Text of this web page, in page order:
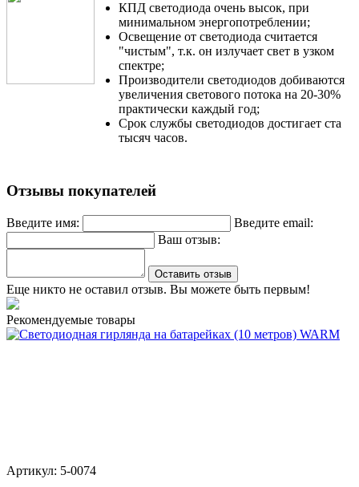
КПД светодиода очень высок, при
минимальном энергопотреблении;
Освещение от светодиода считается
"чистым", т.к. он излучает свет в узком
спектре;
Производители светодиодов добиваются
увеличения светового потока на 20-30%
практически каждый год;
Срок службы светодиодов достигает ста
тысяч часов.
Отзывы покупателей
Введите имя:
Введите email:
Ваш отзыв:
Оставить отзыв
Еще никто не оставил отзыв. Вы можете быть первым!
Рекомендуемые товары
Артикул: 5-0074